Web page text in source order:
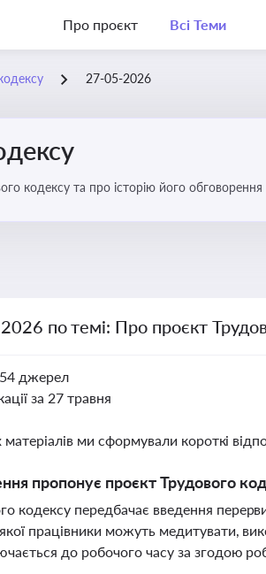
Про проєкт Всі Теми
27-05-2026
кодексу та про історію його обговорення
по темі: Про проєкт
джерел
за 27 травня
ми сформували короткі
пропонує проєкт Трудового
кодексу передбачає введення
працівники можуть медитувати,
до робочого часу за згодою